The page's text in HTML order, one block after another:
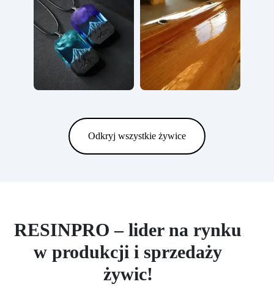
Odkryj wszystkie żywice
RESINPRO – lider na rynku
w produkcji i sprzedaży
żywic!